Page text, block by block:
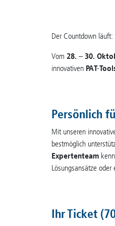
Der Countdown läuft:
Vom 28. – 30.
innovativen PAT-
Persönlich
Mit unseren
bestmöglich
Expertenteam
Lösungsansätze
Ihr Ticket